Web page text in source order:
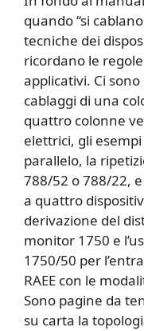
quando “si
tecniche dei
ricordano le
applicativi. Ci
cablaggi di una
quattro colonne
elettrici, gli
parallelo, la
788/52 o 788/22,
a quattro
derivazione del
monitor 1750 e
1750/50 per
RAEE con le
Sono pagine da
su carta la